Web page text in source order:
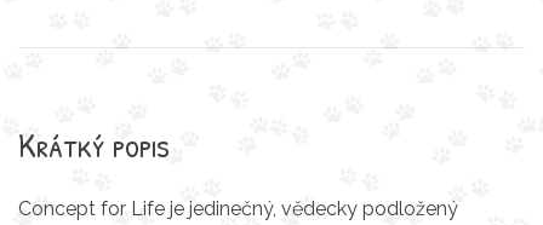
Krátký popis
Concept for Life je jedinečný, vědecky podložený